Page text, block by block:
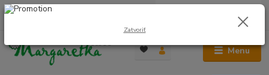
Menu
0948 236 042
0,00 €
Zatvoriť